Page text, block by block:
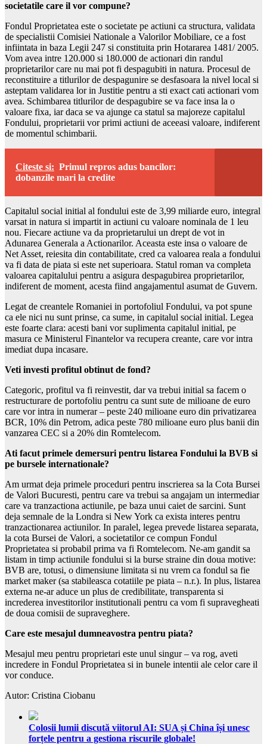
societatile care il vor compune?
Fondul Proprietatea este o societate pe actiuni ca structura, validata
de specialistii Comisiei Nationale a Valorilor Mobiliare, ce a fost
infiintata in baza Legii 247 si constituita prin Hotararea 1481/ 2005.
Vom avea intre 120.000 si 180.000 de actionari din randul
proprietarilor care nu mai pot fi despagubiti in natura. Procesul de
reconstituire a titlurilor de despagunire se desfasoara la nivel local si
asteptam validarea lor in Justitie pentru a sti exact cati actionari vom
avea. Schimbarea titlurilor de despagubire se va face insa la o
valoare fixa, iar daca se va ajunge ca statul sa majoreze capitalul
Fondului, proprietarii vor primi actiuni de aceeasi valoare, indiferent
de momentul schimbarii.
Citeste si: Primul repros adus bancilor:
dobanzile mari la credite
Capitalul social initial al fondului este de 3,99 miliarde euro, integral
varsat in natura si impartit in actiuni cu valoare nominala de 1 leu
nou. Fiecare actiune va da proprietarului un drept de vot in
Adunarea Generala a Actionarilor. Aceasta este insa o valoare de
Net Asset, reiesita din contabilitate, cred ca valoarea reala a fondului
va fi data de piata si este net superioara. Statul roman va completa
valoarea capitalului pentru a asigura despagubirea proprietarilor,
indiferent de moment, acesta fiind angajamentul asumat de Guvern.
Legat de creantele Romaniei in portofoliul Fondului, va pot spune
ca ele nici nu sunt prinse, ca sume, in capitalul social initial. Legea
este foarte clara: acesti bani vor suplimenta capitalul initial, pe
masura ce Ministerul Finantelor va recupera creante, care vor intra
imediat dupa incasare.
Veti investi profitul obtinut de fond?
Categoric, profitul va fi reinvestit, dar va trebui initial sa facem o
restructurare de portofoliu pentru ca sunt sute de milioane de euro
care vor intra in numerar – peste 240 milioane euro din privatizarea
BCR, 10% din Petrom, adica peste 780 milioane euro plus banii din
vanzarea CEC si a 20% din Romtelecom.
Ati facut primele demersuri pentru listarea Fondului la BVB si
pe bursele internationale?
Am urmat deja primele proceduri pentru inscrierea sa la Cota Bursei
de Valori Bucuresti, pentru care va trebui sa angajam un intermediar
care va tranzactiona actiunile, pe baza unui caiet de sarcini. Sunt
deja semnale de la Londra si New York ca exista interes pentru
tranzactionarea actiunilor. In paralel, legea prevede listarea separata,
la cota Bursei de Valori, a societatilor ce compun Fondul
Proprietatea si probabil prima va fi Romtelecom. Ne-am gandit sa
listam in timp actiunile fondului si la burse straine din doua motive:
BVB are, totusi, o dimensiune limitata si nu vrem ca fondul sa fie
market maker (sa stabileasca cotatiile pe piata – n.r.). In plus, listarea
externa ne-ar aduce un plus de credibilitate, transparenta si
increderea investitorilor institutionali pentru ca vom fi supravegheati
de doua comisii de supraveghere.
Care este mesajul dumneavostra pentru piata?
Mesajul meu pentru proprietari este unul singur – va rog, aveti
incredere in Fondul Proprietatea si in bunele intentii ale celor care il
vor conduce.
Autor: Cristina Ciobanu
Colosii lumii discută viitorul AI: SUA și China își unesc
forțele pentru a gestiona riscurile globale!